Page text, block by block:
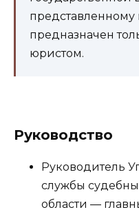
представленному
предназначен
юристом.
Руководство
Руководитель
службы
области —